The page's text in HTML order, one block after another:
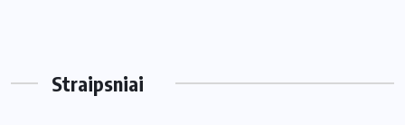
Straipsniai